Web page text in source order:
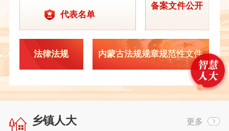
备案文件公开
代表名单
法律法规 内蒙古法规规章规范性文件
乡镇人大 更多